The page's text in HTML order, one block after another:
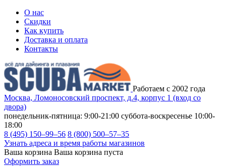
О нас
Скидки
Как купить
Доставка и оплата
Контакты
Работаем с 2002 года
Москва, Ломоносовский проспект, д.4, корпус 1 (вход со
двора)
понедельник-пятница: 9:00-21:00 суббота-воскресенье 10:00-
18:00
8 (495) 150–99–56 8 (800) 500–57–35
Узнать адреса и время работы магазинов
Ваша корзина Ваша корзина пуста
Оформить заказ